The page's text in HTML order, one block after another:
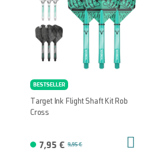
BESTSELLER
Target Ink Flight Shaft Kit Rob
Cross
7,95 € 9,95 €